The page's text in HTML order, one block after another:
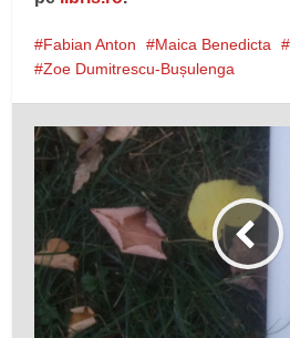
Fabian Anton Maica Benedicta
Zoe Dumitrescu-Bușulenga